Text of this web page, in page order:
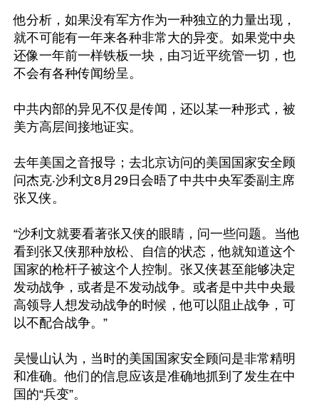
他分析，如果没有军方作为一种独立的力量出现，
就不可能有一年来各种非常大的异变。如果党中央
还像一年前一样铁板一块，由习近平统管一切，也
不会有各种传闻纷呈。
中共内部的异见不仅是传闻，还以某一种形式，被
美方高层间接地证实。
去年美国之音报导；去北京访问的美国国家安全顾
问杰克‧沙利文8月29日会晤了中共中央军委副主席
张又侠。
“沙利文就要看著张又侠的眼睛，问一些问题。当他
看到张又侠那种放松、自信的状态，他就知道这个
国家的枪杆子被这个人控制。张又侠甚至能够决定
发动战争，或者是不发动战争。或者是中共中央最
高领导人想发动战争的时候，他可以阻止战争，可
以不配合战争。”
吴慢山认为，当时的美国国家安全顾问是非常精明
和准确。他们的信息应该是准确地抓到了发生在中
国的“兵变”。